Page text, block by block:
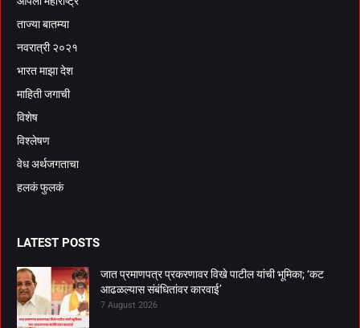
ताज्या बातम्या
नवरात्री २०२१
भारत माझा देश
माहिती जगाची
विशेष
विश्लेषण
वेध अर्थजगताचा
हलकं फुलकं
LATEST POSTS
जात प्रमाणपत्र प्रकरणावर विखे पाटील यांची भूमिका; ‘कट
आढळल्यास संबंधितांवर कारवाई’
7 August 2026